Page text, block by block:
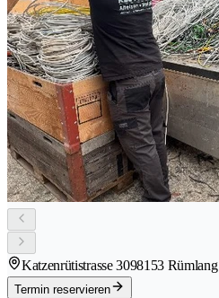
Katzenrütistrasse 3098153 Rümlang
Termin reservieren